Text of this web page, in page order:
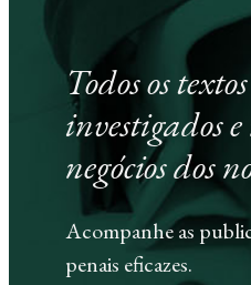
Todos os
investigados
negócios dos
Acompanhe as
penais eficazes.